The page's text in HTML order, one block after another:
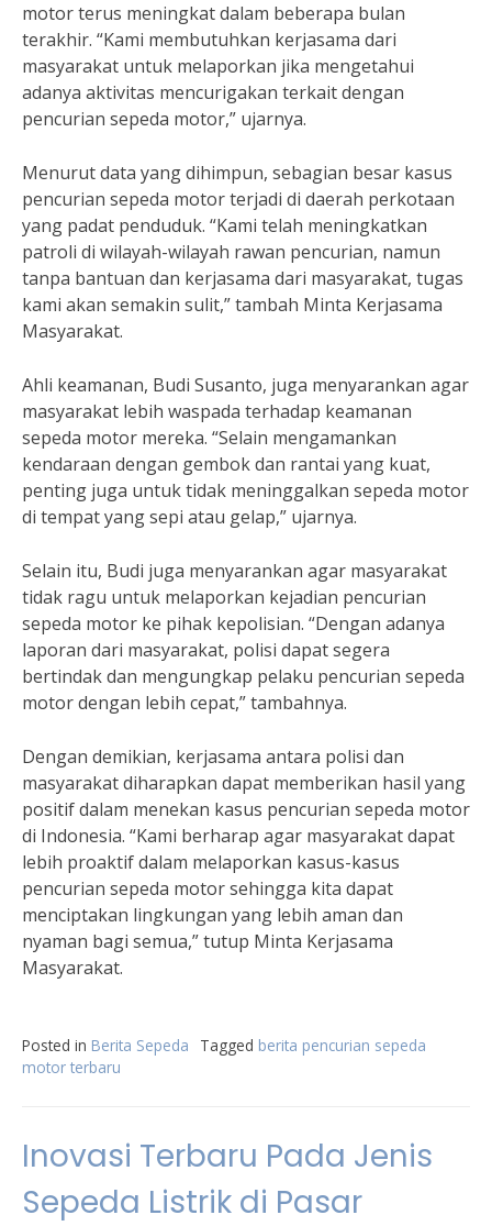
motor terus meningkat dalam beberapa bulan
terakhir. “Kami membutuhkan kerjasama dari
masyarakat untuk melaporkan jika mengetahui
adanya aktivitas mencurigakan terkait dengan
pencurian sepeda motor,” ujarnya.
Menurut data yang dihimpun, sebagian besar kasus
pencurian sepeda motor terjadi di daerah perkotaan
yang padat penduduk. “Kami telah meningkatkan
patroli di wilayah-wilayah rawan pencurian, namun
tanpa bantuan dan kerjasama dari masyarakat, tugas
kami akan semakin sulit,” tambah Minta Kerjasama
Masyarakat.
Ahli keamanan, Budi Susanto, juga menyarankan agar
masyarakat lebih waspada terhadap keamanan
sepeda motor mereka. “Selain mengamankan
kendaraan dengan gembok dan rantai yang kuat,
penting juga untuk tidak meninggalkan sepeda motor
di tempat yang sepi atau gelap,” ujarnya.
Selain itu, Budi juga menyarankan agar masyarakat
tidak ragu untuk melaporkan kejadian pencurian
sepeda motor ke pihak kepolisian. “Dengan adanya
laporan dari masyarakat, polisi dapat segera
bertindak dan mengungkap pelaku pencurian sepeda
motor dengan lebih cepat,” tambahnya.
Dengan demikian, kerjasama antara polisi dan
masyarakat diharapkan dapat memberikan hasil yang
positif dalam menekan kasus pencurian sepeda motor
di Indonesia. “Kami berharap agar masyarakat dapat
lebih proaktif dalam melaporkan kasus-kasus
pencurian sepeda motor sehingga kita dapat
menciptakan lingkungan yang lebih aman dan
nyaman bagi semua,” tutup Minta Kerjasama
Masyarakat.
Posted in Berita Sepeda Tagged berita pencurian sepeda
motor terbaru
Inovasi Terbaru Pada Jenis
Sepeda Listrik di Pasar